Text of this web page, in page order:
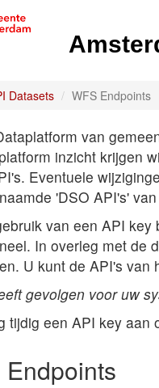
Datasets WFS Endpoints
van
inzicht krijgen
Eventuele
'DSO API's'
van een API
In overleg met de
U kunt de API's van
gevolgen voor uw
tijdig een API key aan
Endpoints